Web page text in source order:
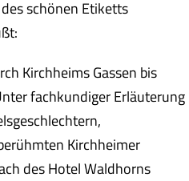
schönen Etiketts
Kirchheims Gassen bis
fachkundiger Erläuterung
Kirchheimer
des Hotel Waldhorns